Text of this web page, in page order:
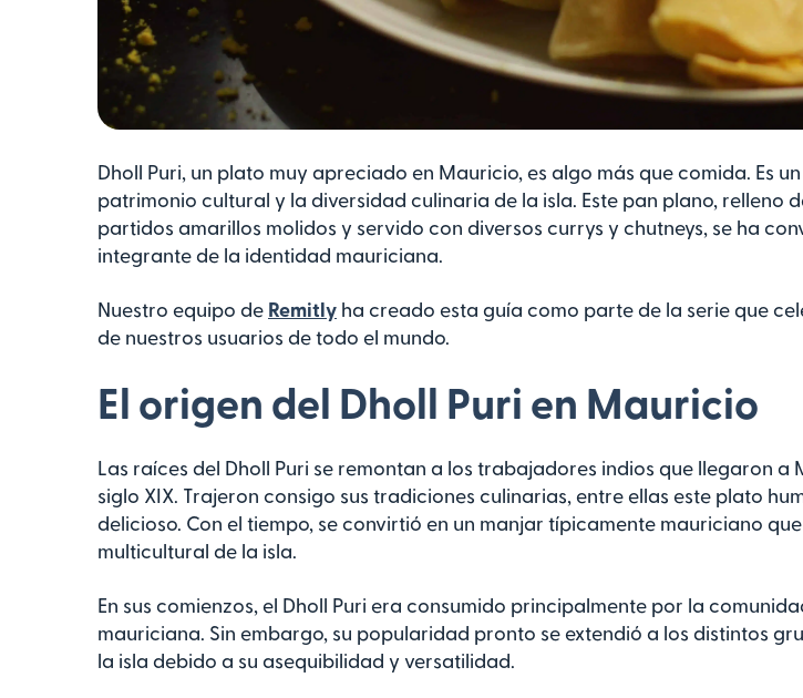
Dholl Puri, un plato muy apreciado en Mauricio, es algo más que comida. Es
patrimonio cultural y la diversidad culinaria de la isla. Este pan plano, relleno
partidos amarillos molidos y servido con diversos currys y chutneys, se ha
integrante de la identidad mauriciana.
Nuestro equipo de Remitly ha creado esta guía como parte de la serie que
de nuestros usuarios de todo el mundo.
El origen del Dholl Puri en Mauricio
Las raíces del Dholl Puri se remontan a los trabajadores indios que llegaron a
siglo XIX. Trajeron consigo sus tradiciones culinarias, entre ellas este plato
delicioso. Con el tiempo, se convirtió en un manjar típicamente mauriciano
multicultural de la isla.
En sus comienzos, el Dholl Puri era consumido principalmente por la
mauriciana. Sin embargo, su popularidad pronto se extendió a los distintos
la isla debido a su asequibilidad y versatilidad.